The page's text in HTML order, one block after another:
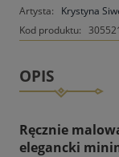
Artysta:
Krystyna
Kod produktu:
OPIS
Ręcznie
elegancki